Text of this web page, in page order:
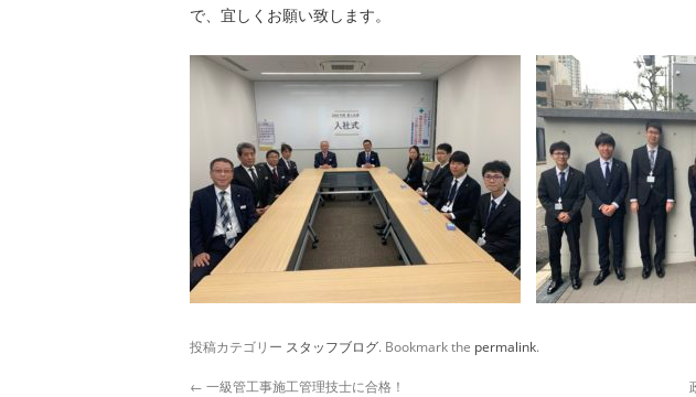
で、宜しくお願い致します。
投稿カテゴリー スタッフブログ. Bookmark the permalink.
← 一級管工事施工管理技士に合格！